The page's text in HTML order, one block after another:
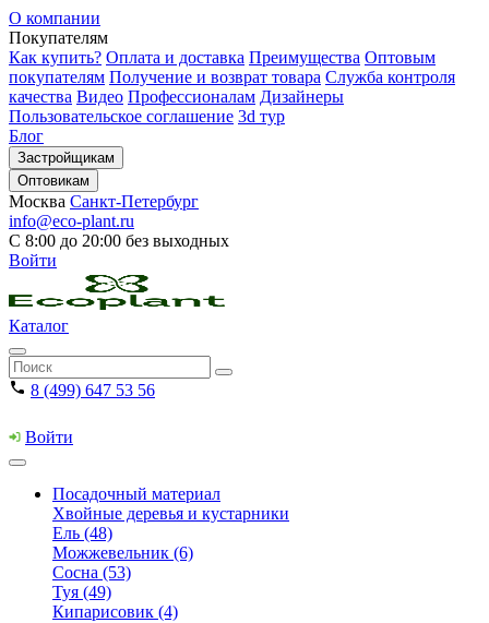
О компании
Покупателям
Как купить? Оплата и доставка Преимущества Оптовым
покупателям Получение и возврат товара Служба контроля
качества Видео Профессионалам Дизайнеры
Пользовательское соглашение 3d тур
Блог
Застройщикам
Оптовикам
Москва Санкт-Петербург
info@eco-plant.ru
С 8:00 до 20:00 без выходных
Войти
Каталог
8 (499) 647 53 56
Войти
Посадочный материал
Хвойные деревья и кустарники
Ель (48)
Можжевельник (6)
Сосна (53)
Туя (49)
Кипарисовик (4)